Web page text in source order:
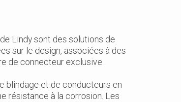
Lindy sont des solutions de
sur le design, associées à des
de connecteur exclusive.
blindage et de conducteurs en
résistance à la corrosion. Les